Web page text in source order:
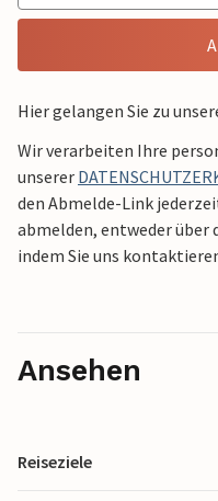
Hier gelangen Sie zu
Wir verarbeiten Ihre
unserer
den Abmelde-Link
abmelden, entweder über
indem Sie uns
Ansehen
Reiseziele